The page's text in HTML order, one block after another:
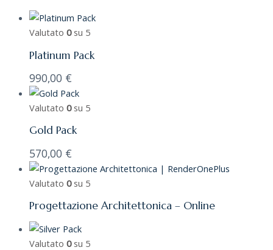
Valutato 0su 5
Platinum Pack
990,00 €
Valutato 0su 5
Gold Pack
570,00 €
Valutato 0su 5
Progettazione Architettonica – Online
Valutato 0su 5